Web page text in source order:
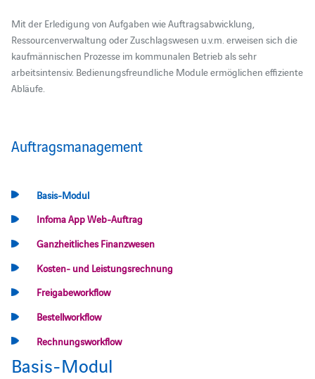
Mit der Erledigung von Aufgaben wie Auftragsabwicklung,
Ressourcenverwaltung oder Zuschlagswesen u.v.m. erweisen sich die
kaufmännischen Prozesse im kommunalen Betrieb als sehr
arbeitsintensiv. Bedienungsfreundliche Module ermöglichen effiziente
Abläufe.
Auftragsmanagement
Basis-Modul
Infoma App Web-Auftrag
Ganzheitliches Finanzwesen
Kosten- und Leistungsrechnung
Freigabeworkflow
Bestellworkflow
Rechnungsworkflow
Basis-Modul